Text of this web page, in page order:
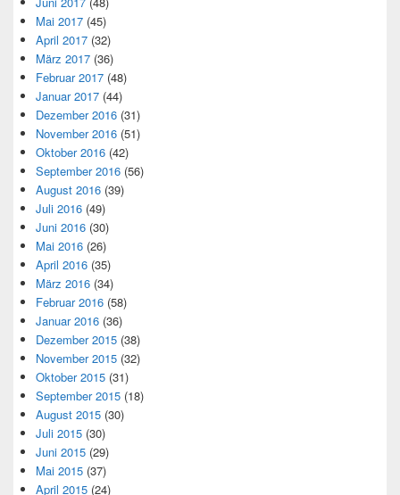
Mai 2017 (45)
April 2017 (32)
März 2017 (36)
Februar 2017 (48)
Januar 2017 (44)
Dezember 2016 (31)
November 2016 (51)
Oktober 2016 (42)
September 2016 (56)
August 2016 (39)
Juli 2016 (49)
Juni 2016 (30)
Mai 2016 (26)
April 2016 (35)
März 2016 (34)
Februar 2016 (58)
Januar 2016 (36)
Dezember 2015 (38)
November 2015 (32)
Oktober 2015 (31)
September 2015 (18)
August 2015 (30)
Juli 2015 (30)
Juni 2015 (29)
Mai 2015 (37)
April 2015 (24)